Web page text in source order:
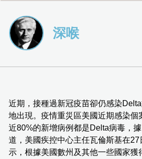
深喉
近期，接種過新冠疫苗卻仍感染
地出現。疫情重災區美國近期感染個
近80%的新增病例都是Delta病毒，
道，美國疾控中心主任瓦倫斯基在
示，根據美國數州及其他一些國家